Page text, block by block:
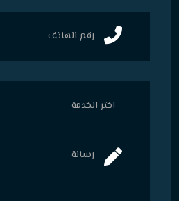
اختر الخدمة